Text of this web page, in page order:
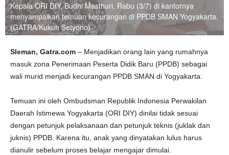
Kepala ORI DIY, Budhi Masthuri, Rabu (3/7) di kantornya
menyampaikan temuan kecurangan di PPDB SMAN Yogyakarta.
(GATRA/Kukuh Setyono)
Sleman, Gatra.com – Menjadikan orang lain yang rumahnya
masuk zona Penerimaan Peserta Didik Baru (PPDB) sebagai
wali murid menjadi kecurangan PPDB SMAN di Yogyakarta.
Temuan ini oleh Ombudsman Republik Indonesia Perwakilan
Daerah Istimewa Yogyakarta (ORI DIY) dinilai tidak sesuai
dengan petunjuk pelaksanaan dan petunjuk teknis (juklak dan
juknis) PPDB. Karena itu, anak yang dinyatakan lulus harus
dianulir sebelum proses belajar mengajar dimulai.